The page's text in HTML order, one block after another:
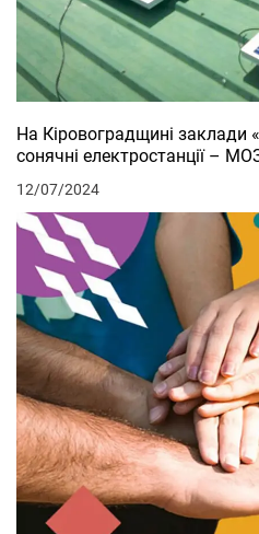
На Кіровоградщині заклади
сонячні електростанції –
12/07/2024